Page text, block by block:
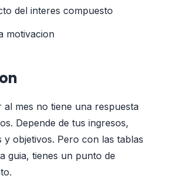
del interes compuesto
motivacion
al mes no tiene una respuesta
Depende de tus ingresos,
y objetivos. Pero con las tablas
guia, tienes un punto de